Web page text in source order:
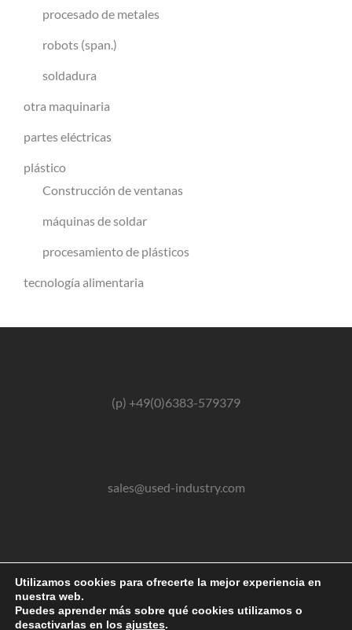
procesado de metales
robots (span.)
soldadura
otra maquinaria
partes eléctricas
plástico
Construcción de ventanas
máquinas de soldar
procesamiento de plásticos
tecnología alimentaria
(p) +49(0)6383-579379
sales@used-industry.com
Utilizamos cookies para ofrecerte la mejor experiencia en
nuestra web.
Puedes aprender más sobre qué cookies utilizamos o
desactivarlas en los ajustes.